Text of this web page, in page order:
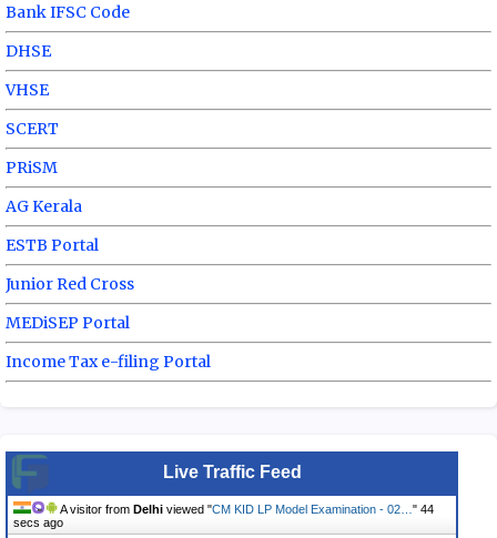
Bank IFSC Code
DHSE
VHSE
SCERT
PRiSM
AG Kerala
ESTB Portal
Junior Red Cross
MEDiSEP Portal
Income Tax e-filing Portal
Live Traffic Feed
A visitor from Delhi viewed "CM KID LP Model Examination - 02… " 45
secs ago